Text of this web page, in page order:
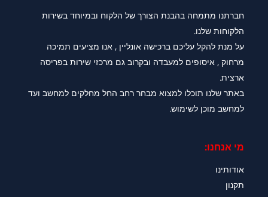
חברתנו מתמחה בהבנת הצורך של הלקוח ובמיוחד בשירות
הלקוחות שלנו.
על מנת להקל עליכם ברכישה אונליין , אנו מציעים תמיכה
מרחוק , איסופים למעבדה ובקרוב גם מרכזי שירות בפריסה
ארצית.
באתר שלנו תוכלו למצוא מבחר רחב החל מחלקים למחשב ועד
למחשב מוכן לשימוש.
מי אנחנו:
אודותינו
תקנון